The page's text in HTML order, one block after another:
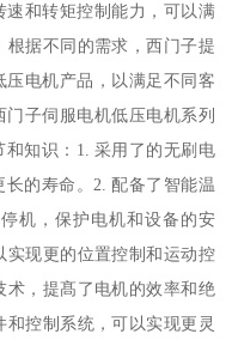
和转矩控制能力，可以满
根据不同的需求，西门子提
电机产品，以满足不同客
子伺服电机低压电机系列
知识：1. 采用了的无刷电
的寿命。2. 配备了智能温
机，保护电机和设备的安
实现更的位置控制和运动控
术，提髙了电机的效率和绝
控制系统，可以实现更灵